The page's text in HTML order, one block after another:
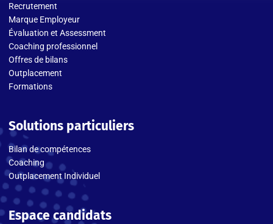
Recrutement
Marque Employeur
Évaluation et Assessment
Coaching professionnel
Offres de bilans
Outplacement
Formations
Solutions particuliers
Bilan de compétences
Coaching
Outplacement Individuel
Espace candidats